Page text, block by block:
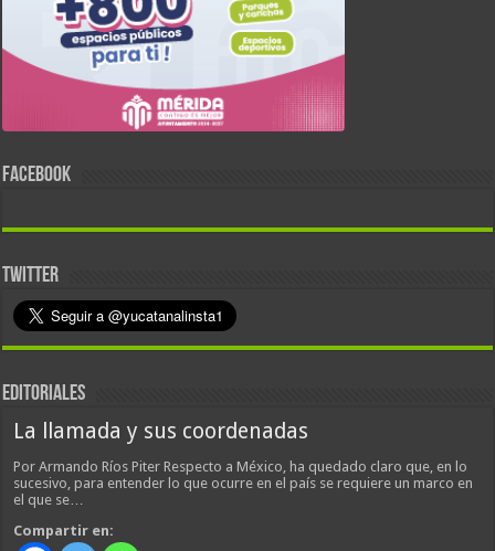
FACEBOOK
TWITTER
EDITORIALES
La llamada y sus coordenadas
Por Armando Ríos Piter Respecto a México, ha quedado claro que, en lo
sucesivo, para entender lo que ocurre en el país se requiere un marco en
el que se…
Compartir en: